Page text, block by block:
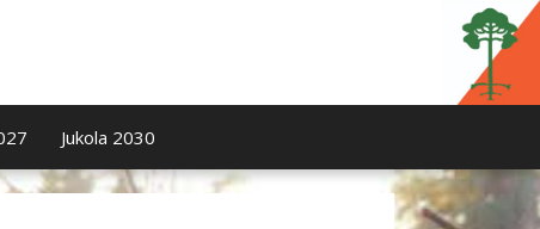
Jukola 2030